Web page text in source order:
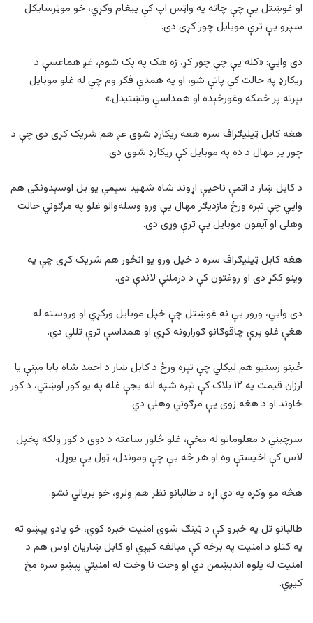
او غوښتل یې چې چاته په واټس اپ کې پیغام وکړي، خو موټرسایکل
سپرو یې ترې موبایل چور کړی دی.
دی وایي: «کله یې چې چور کړ، زه هک په پک شوم، غږ هماغسې د
ریکارډ په حالت کې پاتې شو، او په همدې فکر وم چې له غلو موبایل
بېرته پر ځمکه وغورځېده او همداسې وتښتیدل.»
هغه کابل ټیلیګراف سره هغه ریکارډ شوی غږ هم شریک کړی دی چې د
چور پر مهال د ده په موبایل کې ریکارډ شوی دی.
د کابل ښار د اتمې ناحیې اړوند شاه شهید سېمې یو بل اوسېدونکی هم
وایي چې تېره ورځ مازدیګر مهال یې ورو وسله‌والو غلو په مرګوني حالت
وهلی او آیفون موبایل یې ترې وړی دی.
هغه کابل ټیلیګراف سره د خپل ورو یو انځور هم شریک کړی چې په
وینو ککړ دی او روغتون کې د درملنې لاندې دی.
دی وایي، ورور یې نه غوښتل چې خپل موبایل ورکړي او وروسته له
هغې غلو پرې چاقوګانو ګوزارونه کړي او همداسې ترې تللي دي.
ځینو رسنیو هم لیکلي چې تېره ورځ د کابل ښار د احمد شاه بابا مېنې يا
ارزان قیمت په ۱۲ بلاک کې تېره شپه اته بجې غله په يو کور اوښتي، د کور
خاوند او د هغه زوی یې مرګوني وهلي دي.
سرچینې د معلوماتو له مخې، غلو څلور ساعته د دوی د کور ولکه پخپل
لاس کې اخیستې وه او هر څه یې چې وموندل، ټول یې یوړل.
هڅه مو وکړه په دې اړه د طالبانو نظر هم ولرو، خو بریالي نشو.
طالبانو تل په خبرو کې د ټینګ شوي امنیت خبره کوي، خو یادو پېښو ته
په کتلو د امنیت په برخه کې مبالغه کیږي او کابل ښاریان اوس هم د
امنیت له پلوه اندېښمن دي او وخت نا وخت له امنیتي پېښو سره مخ
کیږي.